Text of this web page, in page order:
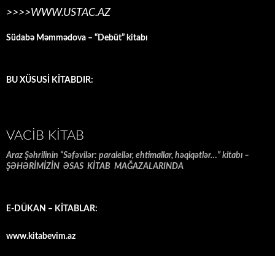
>>>>WWW.USTAC.AZ
Südabə Məmmədova – “Debüt” kitabı
BU XÜSUSİ KİTABDIR:
VACIB KITAB
Araz Şəhrilinin “Səfəvilər: paralellər, ehtimallar, həqiqətlər…” kitabı –
ŞƏHƏRİMİZİN ƏSAS KİTAB MAĞAZALARINDA
E-DÜKAN – KİTABLAR:
www.kitabevim.az